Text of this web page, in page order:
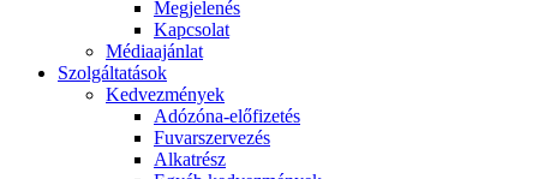
Megjelenés
Kapcsolat
Médiaajánlat
Szolgáltatások
Kedvezmények
Adózóna-előfizetés
Fuvarszervezés
Alkatrész